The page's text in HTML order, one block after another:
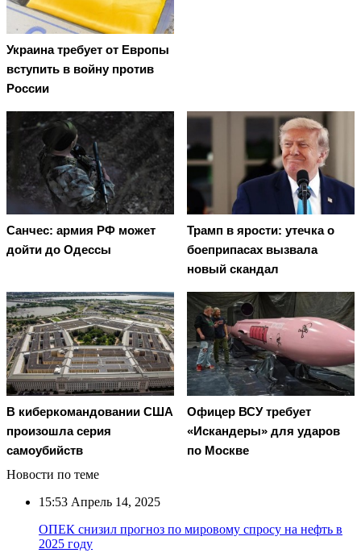
Украина требует от Европы
вступить в войну против
России
Санчес: армия РФ может
дойти до Одессы
Трамп в ярости: утечка о
боеприпасах вызвала
новый скандал
В киберкомандовании США
произошла серия
самоубийств
Офицер ВСУ требует
«Искандеры» для ударов
по Москве
Новости по теме
15:53 Апрель 14, 2025
ОПЕК снизил прогноз по мировому спросу на нефть в
2025 году